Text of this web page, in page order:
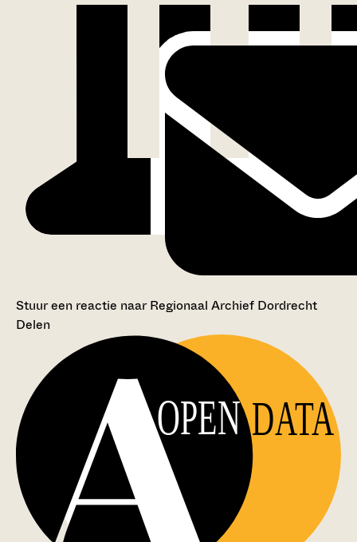
Stuur een reactie naar Regionaal Archief Dordrecht
Delen
OPEN DATA